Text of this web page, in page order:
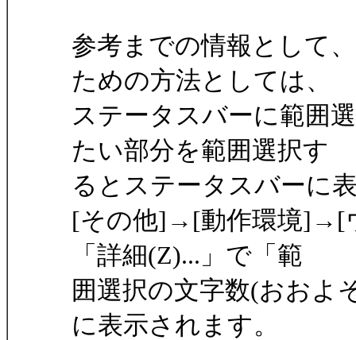
参考までの情報として
ための方法としては、
ステータスバーに範囲
たい部分を範囲選択す
るとステータスバーに
[その他]→[動作環境]→[
「詳細(Z)...」で「範
囲選択の文字数(おおよ
に表示されます。